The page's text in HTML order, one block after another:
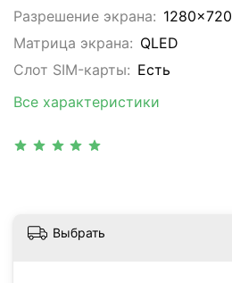
Разрешение экрана: 1280x720
Матрица экрана: QLED
Слот SIM-карты: Eсть
Все характеристики
Выбрать